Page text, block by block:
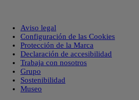
Aviso legal
Configuración de las Cookies
Protección de la Marca
Declaración de accesibilidad
Trabaja con nosotros
Grupo
Sostenibilidad
Museo